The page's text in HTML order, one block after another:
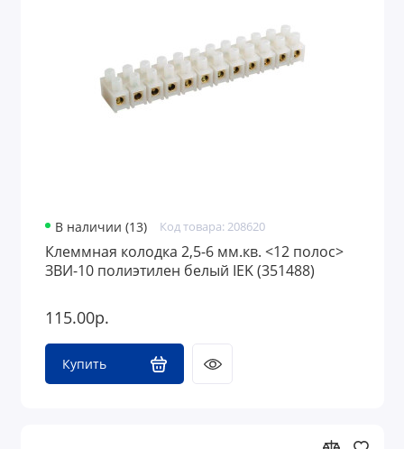
В наличии (13) Код товара: 208620
Клеммная колодка 2,5-6 мм.кв. <12 полос>
ЗВИ-10 полиэтилен белый IEK (351488)
115.00р.
Купить